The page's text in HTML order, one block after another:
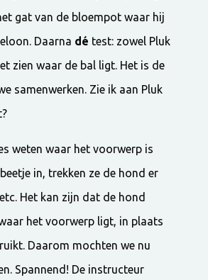
gat van de bloempot waar hij
Daarna dé test: zowel Pluk
zien waar de bal ligt. Het is de
samenwerken. Zie ik aan Pluk
weten waar het voorwerp is
in, trekken ze de hond er
Het kan zijn dat de hond
het voorwerp ligt, in plaats
Daarom mochten we nu
Spannend! De instructeur